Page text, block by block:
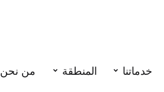
خدماتنا المنطقة من نحن